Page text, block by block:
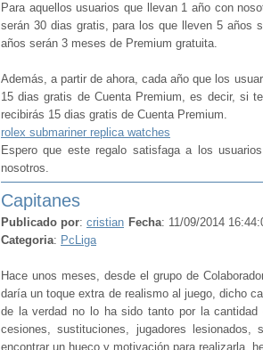
Para aquellos usuarios que llevan 1 año con
serán 30 dias gratis, para los que lleven 5 años
años serán 3 meses de Premium gratuita.
Además, a partir de ahora, cada año que los
15 dias gratis de Cuenta Premium, es decir, si
recibirás 15 dias gratis de Cuenta Premium.
rolex submariner replica watches
Espero que este regalo satisfaga a los
nosotros.
Capitanes
Publicado por: cristian Fecha: 11/09/2014
Categoria: PcLiga
Hace unos meses, desde el grupo de
daría un toque extra de realismo al juego, dicho
de la verdad no lo ha sido tanto por la
cesiones, sustituciones, jugadores
encontrar un hueco y motivación para realizarla,